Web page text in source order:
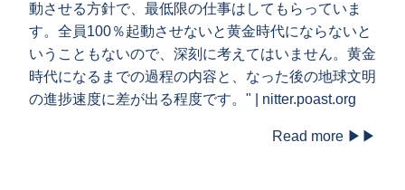
動させる方針で、最低限の仕事はしてもらっていま
す。全員100％起動させないと黄金時代にならないと
いうこともないので、深刻に考えてはいません。黄金
時代になるまでの過程の内容と、なった後の地球文明
の進捗速度に差が出る程度です。" | nitter.poast.org
Read more ▶▶